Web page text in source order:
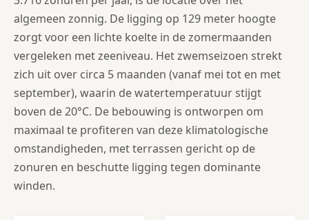
algemeen zonnig. De ligging op 129 meter hoogte
zorgt voor een lichte koelte in de zomermaanden
vergeleken met zeeniveau. Het zwemseizoen strekt
zich uit over circa 5 maanden (vanaf mei tot en met
september), waarin de watertemperatuur stijgt
boven de 20°C. De bebouwing is ontworpen om
maximaal te profiteren van deze klimatologische
omstandigheden, met terrassen gericht op de
zonuren en beschutte ligging tegen dominante
winden.